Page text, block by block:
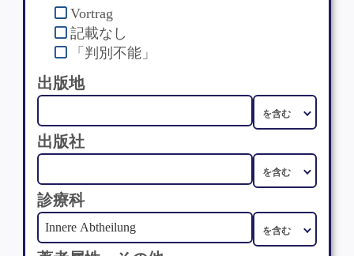
Vortrag
記載なし
「判別不能」
出版地
出版社
診療科